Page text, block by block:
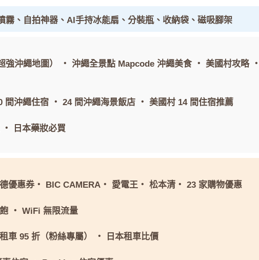
霧、自拍神器、AI手持冰能扇、分裝瓶、收納袋、磁吸腳架
強沖繩地圖）
・ 沖繩全景點 Mapcode 沖繩美食・ 美國村攻略・
間沖繩住宿 ・ 24 間沖繩海景飯店 ・ 美國村 14 間住宿推薦
・ 日本藥妝必買
優惠券・ BIC CAMERA ・ 愛電王 ・ 松本清 ・ 23 家購物優惠
・ WiFi 無限流量
車 95 折（粉絲專屬） ・ 日本租車比價